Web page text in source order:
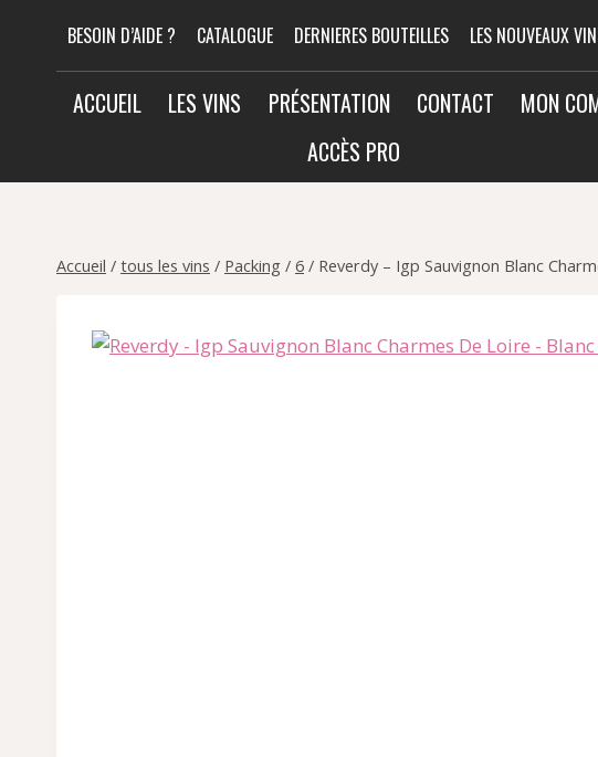
contenu
BESOIN D’AIDE ? CATALOGUE DERNIERES BOUTEILLES LES NOUVEAUX
ACCUEIL LES VINS PRÉSENTATION CONTACT
MON
ACCÈS PRO
Accueil / tous les vins / Packing / 6 / Reverdy – Igp Sauvignon Blanc